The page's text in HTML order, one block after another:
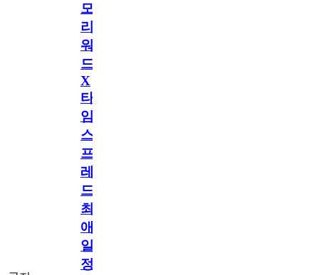
모
리
워
드
X
타
임
스
프
레
드]
최
애
일
정